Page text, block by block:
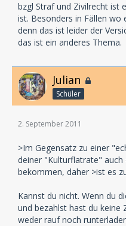
bzgl Straf und Zivilrecht ist
ist. Besonders in Fällen wo
denn das ist leider der
das ist ein anderes Thema.
Julian
Schüler
2. September 2011
>Im Gegensatz zu einer
deiner "Kulturflatrate"
bekommen, daher >ist es
Kannst du nicht. Wenn du
und bezahlst hast du keine
weder rauf noch